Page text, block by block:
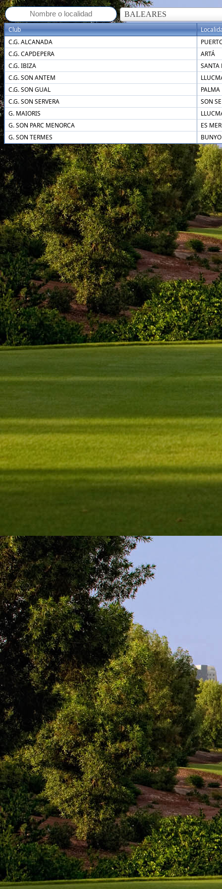
BALEARES
Club
C.G. ALCANADA
C.G. CAPDEPERA
ARTÁ
C.G. IBIZA
SANTA
C.G. SON ANTEM
C.G. SON GUAL
PALMA
C.G. SON SERVERA
SON
G. MAIORIS
G. SON PARC MENORCA
ES
G. SON TERMES